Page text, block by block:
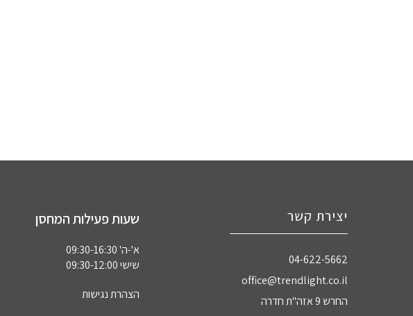
יצירת קשר
04-622-5662‏
office@trendlight.co.il
החרש 9 אזה"ת חדרה
שעות פעילות המחסן
א'-ה' 09:30-16:30
שישי 09:30-12:00
הצהרת נגישות